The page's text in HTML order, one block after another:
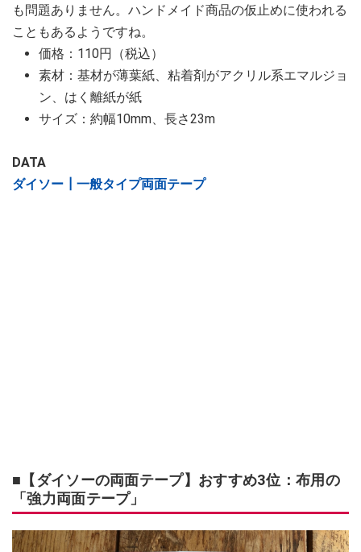
も問題ありません。ハンドメイド商品の仮止めに使われる
こともあるようですね。
価格：110円（税込）
素材：基材が薄葉紙、粘着剤がアクリル系エマルジョ
ン、はく離紙が紙
サイズ：約幅10mm、長さ23m
DATA
ダイソー┃一般タイプ両面テープ
■【ダイソーの両面テープ】おすすめ3位：布用の
「強力両面テープ」